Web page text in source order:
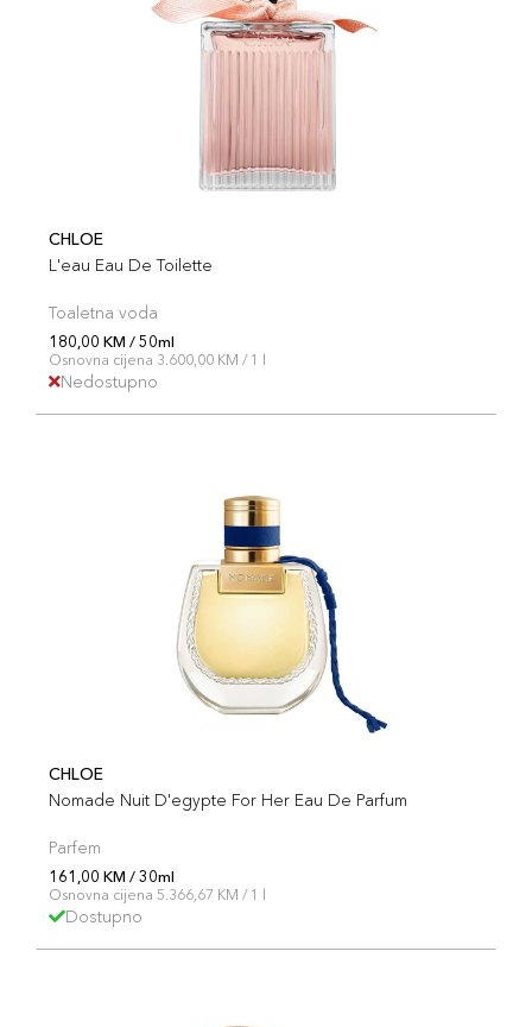
CHLOE
L'eau Eau De Toilette
Toaletna voda
180,00 KM / 50ml
Osnovna cijena 3.600,00 KM / 1 l
Nedostupno
CHLOE
Nomade Nuit D'egypte For Her Eau De Parfum
Parfem
161,00 KM / 30ml
Osnovna cijena 5.366,67 KM / 1 l
Dostupno